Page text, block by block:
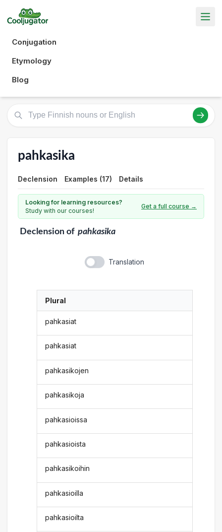
Conjugation
Etymology
Blog
pahkasika
Declension Examples (17) Details
Looking for learning resources?
Study with our courses!
Get a full course →
Declensionof pahkasika
Translation
Plural
pahkasiat
pahkasiat
pahkasikojen
pahkasikoja
pahkasioissa
pahkasioista
pahkasikoihin
pahkasioilla
pahkasioilta